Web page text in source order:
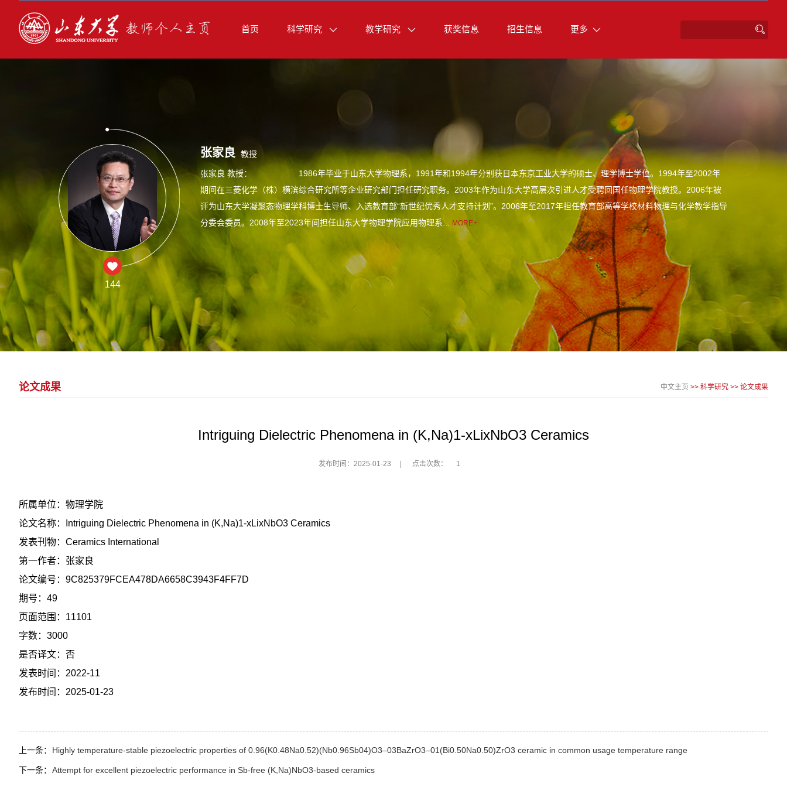
首页 科学研究 教学研究 获奖信息 招生信息 更多
144
张家良 教授
张家良 教授： 1986年毕业于山东大学物理系，1991年和1994年分别获日本东京工业大学的硕士、理学博士学位。1994年至2002年
期间在三菱化学（株）横滨综合研究所等企业研究部门担任研究职务。2003年作为山东大学高层次引进人才受聘回国任物理学院教授。2006年被
评为山东大学凝聚态物理学科博士生导师、入选教育部“新世纪优秀人才支持计划”。2006年至2017年担任教育部高等学校材料物理与化学教学指导
分委会委员。2008年至2023年间担任山东大学物理学院应用物理系...
MORE+
论文成果 中文主页 >> 科学研究 >> 论文成果
Intriguing Dielectric Phenomena in (K,Na)1-xLixNbO3 Ceramics
发布时间：2025-01-23 点击次数： 1
所属单位：物理学院
论文名称：Intriguing Dielectric Phenomena in (K,Na)1-xLixNbO3 Ceramics
发表刊物：Ceramics International
第一作者：张家良
论文编号：9C825379FCEA478DA6658C3943F4FF7D
期号：49
页面范围：11101
字数：3000
是否译文：否
发表时间：2022-11
发布时间：2025-01-23
上一条： Highly temperature-stable piezoelectric properties of 0.96(K0.48Na0.52)(Nb0.96Sb04)O3–03BaZrO3–01(Bi0.50Na0.50)ZrO3 ceramic in common usage temperature range
下一条： Attempt for excellent piezoelectric performance in Sb-free (K,Na)NbO3-based ceramics